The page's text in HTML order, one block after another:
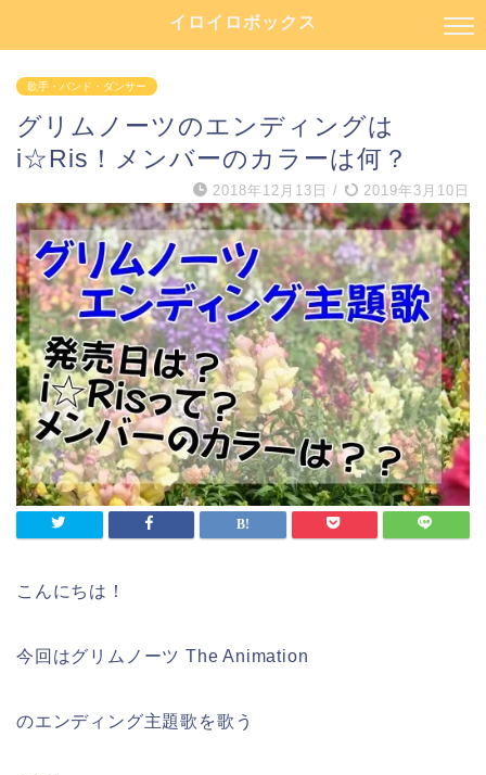
イロイロボックス
歌手・バンド・ダンサー
グリムノーツのエンディングは
i☆Ris！メンバーのカラーは何？
2018年12月13日 / 2019年3月10日
こんにちは！
今回はグリムノーツ The Animation
のエンディング主題歌を歌う